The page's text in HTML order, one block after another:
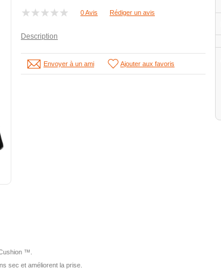
0 Avis Rédiger un avis
Description
Envoyer à un ami Ajouter aux favoris
™.
sec et améliorent la prise.